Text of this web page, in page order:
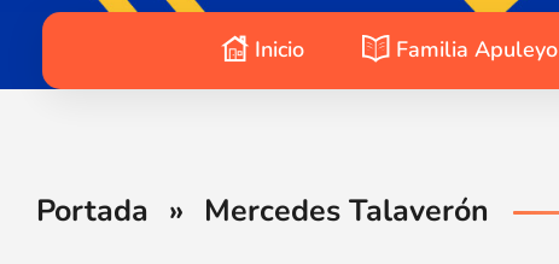
Inicio Familia Apuleyo
Portada » Mercedes Talaverón